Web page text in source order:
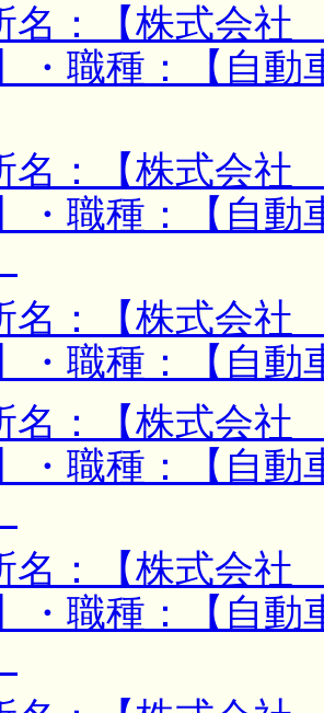
名：【株式会社
・職種：【自
名：【株式会社
・職種：【自
名：【株式会社
・職種：【自動
名：【株式会社
・職種：【自
名：【株式会社
・職種：【自